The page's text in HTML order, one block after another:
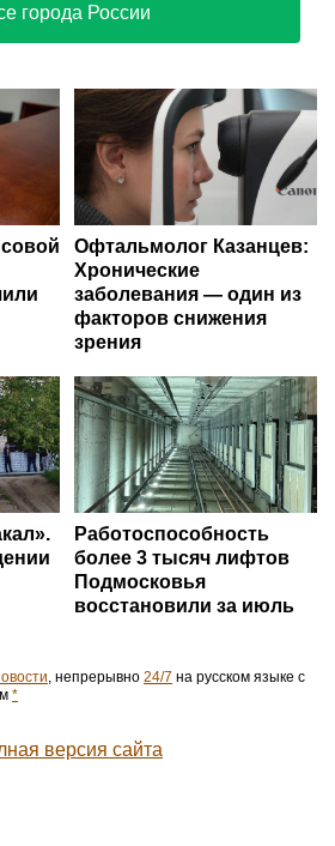
города России
Офтальмолог Казанцев:
Хронические
заболевания — один из
факторов снижения
зрения
Работоспособность
более 3 тысяч лифтов
Подмосковья
восстановили за июль
, непрерывно 24/7 на русском языке с
*
версия сайта